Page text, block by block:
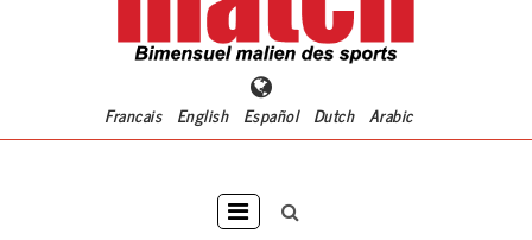
Francais English Español Dutch Arabic
Main
navigation